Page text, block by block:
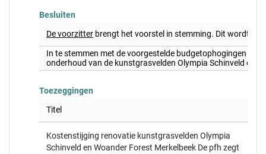
Besluiten
De voorzitter brengt het voorstel in stemming. Dit wordt
In te stemmen met de voorgestelde budgetophogingen
onderhoud van de kunstgrasvelden Olympia Schinveld en
Toezeggingen
Titel
Kostenstijging renovatie kunstgrasvelden Olympia
Schinveld en Woander Forest Merkelbeek De pfh zegt